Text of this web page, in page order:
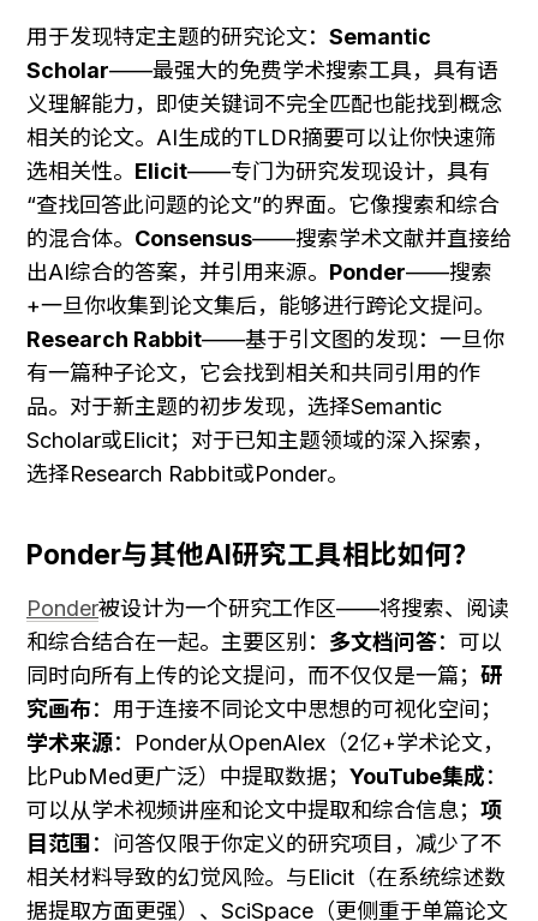
用于发现特定主题的研究论文： Semantic
Scholar——最强大的免费学术搜索工具，具有语
义理解能力，即使关键词不完全匹配也能找到概念
相关的论文。AI生成的TLDR摘要可以让你快速筛
选相关性。 Elicit——专门为研究发现设计，具有
“查找回答此问题的论文”的界面。它像搜索和综合
的混合体。 Consensus——搜索学术文献并直接给
出AI综合的答案，并引用来源。 Ponder——搜索
+一旦你收集到论文集后，能够进行跨论文提问。
Research Rabbit——基于引文图的发现：一旦你
有一篇种子论文，它会找到相关和共同引用的作
品。对于新主题的初步发现，选择Semantic
Scholar或Elicit；对于已知主题领域的深入探索，
选择Research Rabbit或Ponder。
Ponder与其他AI研究工具相比如何？
Ponder被设计为一个研究工作区——将搜索、阅读
和综合结合在一起。主要区别： 多文档问答：可以
同时向所有上传的论文提问，而不仅仅是一篇； 研
究画布：用于连接不同论文中思想的可视化空间；
学术来源：Ponder从OpenAlex（2亿+学术论文，
比PubMed更广泛）中提取数据； YouTube集成：
可以从学术视频讲座和论文中提取和综合信息； 项
目范围 ：问答仅限于你定义的研究项目，减少了不
相关材料导致的幻觉风险。与Elicit（在系统综述数
据提取方面更强）、SciSpace（更侧重于单篇论文